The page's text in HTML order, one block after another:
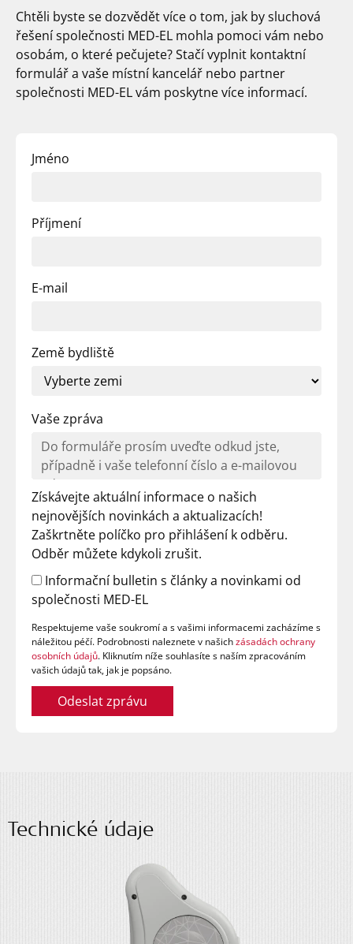
Chtěli byste se dozvědět více o tom, jak by sluchová
řešení společnosti MED-EL mohla pomoci vám nebo
osobám, o které pečujete? Stačí vyplnit kontaktní
formulář a vaše místní kancelář nebo partner
společnosti MED-ELvám poskytne více informací.
Jméno
Příjmení
E-mail
Země bydliště
Vaše zpráva
Získávejte aktuální informace o našich
nejnovějších novinkách a aktualizacích!
Zaškrtněte políčko pro přihlášení k odběru.
Odběr můžete kdykoli zrušit.
Informační bulletin s články a novinkami od
společnosti MED-EL
Respektujeme vaše soukromí a s vašimi informacemi zacházíme s
náležitou péčí. Podrobnosti naleznete v našichzásadách ochrany
osobních údajů. Kliknutím níže souhlasíte s naším zpracováním
vašich údajů tak, jak je popsáno.
Odeslat zprávu
Technické údaje